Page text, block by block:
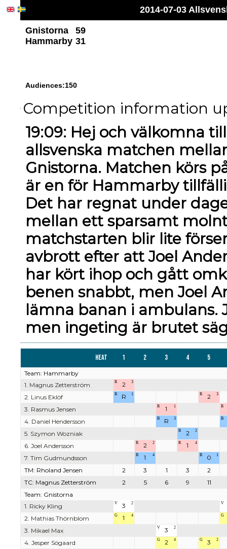
2014-07-03
Gnistorna
59
Hammarby 31
Audiences:150
Competition information
19:09: Hej och välkomna
allsvenska matchen
Gnistorna. Matchen körs
är en för Hammarby
Det har regnat under
mellan ett sparsamt
matchstarten blir lite
avbrott efter att Joel
har kört ihop och gått
benen snabbt, men Joel
lämna banan i ambulans.
men ingeting är brutet
Heat 1 2 3 4 5
Team: Hammarby
1. Magnus Zetterström
R 2 3
2. Linus Eklöf B R 1 R 2 3
3. Rasmus Jensen R 1 1 R
4. Daniel Hendersson B R 3 B
5. Szymon Wozniak B 2 2
6. Joel Andersson R 2 2 R 1 4
7. Tim Gudmundsson B 1 4 B 0 1
TM: Rholand Jensen 2 3 1 3
2
TC: Magnus Zetterström
2 5 6 9
11
Team: Gnistorna
1. Ricky Kling
V 3 2 V
2. Mathias Thörnblom G 1 4 G
3. Mikael Max V 3 2
4. Jesper Sögaard G 2 4 G 3 2